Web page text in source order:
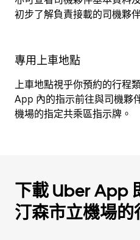
初步了解負責接載的司機夥
專用上車地點
上車地點視乎你預約的行程
App 內的指示前往與司機夥
機場的指定共乘區指示牌。
下載 Uber App
汀森市立機場的